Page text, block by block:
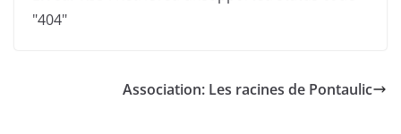
"404"
Association: Les racines de Pontaulic